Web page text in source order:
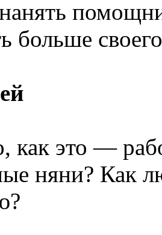
больше
как это —
няни? Как